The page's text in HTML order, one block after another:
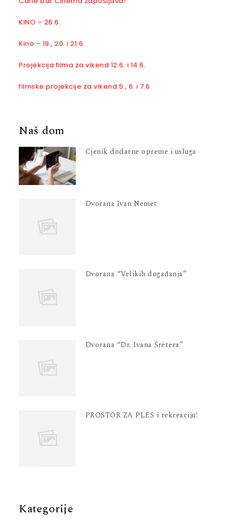
KINO – 26.6.
Kino – 19., 20. i 21.6.
Projekcija filma za vikend 12.6. i 14.6.
filmske projekcije za vikend 5., 6. i 7.6.
Naš dom
Cjenik dodatne opreme i usluga
Dvorana Ivan Nemet
Dvorana “Velikih događanja”
Dvorana “Dr. Ivana Šretera”
PROSTOR ZA PLES i rekreaciju!
Kategorije